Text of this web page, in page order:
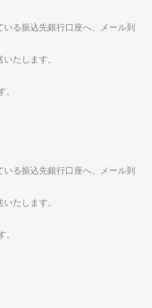
る振込先銀行口座へ、メール到
たします。
。
る振込先銀行口座へ、メール到
たします。
。